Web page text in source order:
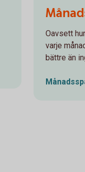
Oavsett
varje
bättre än